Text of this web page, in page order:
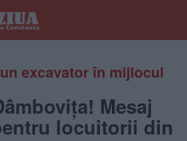
excavator în mijlocul
Mesaj
locuitorii din